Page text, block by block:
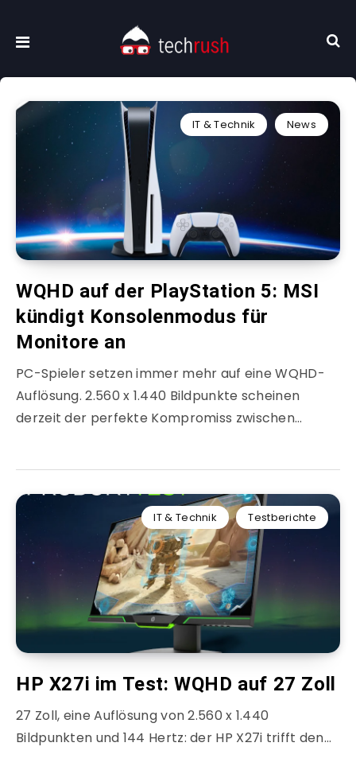
IT & Technik News
WQHD auf der PlayStation 5: MSI
kündigt Konsolenmodus für
Monitore an
PC-Spieler setzen immer mehr auf eine WQHD-
Auflösung. 2.560 x 1.440 Bildpunkte scheinen
derzeit der perfekte Kompromiss zwischen…
IT & Technik Testberichte
HP X27i im Test: WQHD auf 27 Zoll
27 Zoll, eine Auflösung von 2.560 x 1.440
Bildpunkten und 144 Hertz: der HP X27i trifft den…